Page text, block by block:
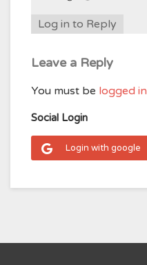
Log in to Reply
Leave a Reply
You must be logged in
Social Login
Login with google